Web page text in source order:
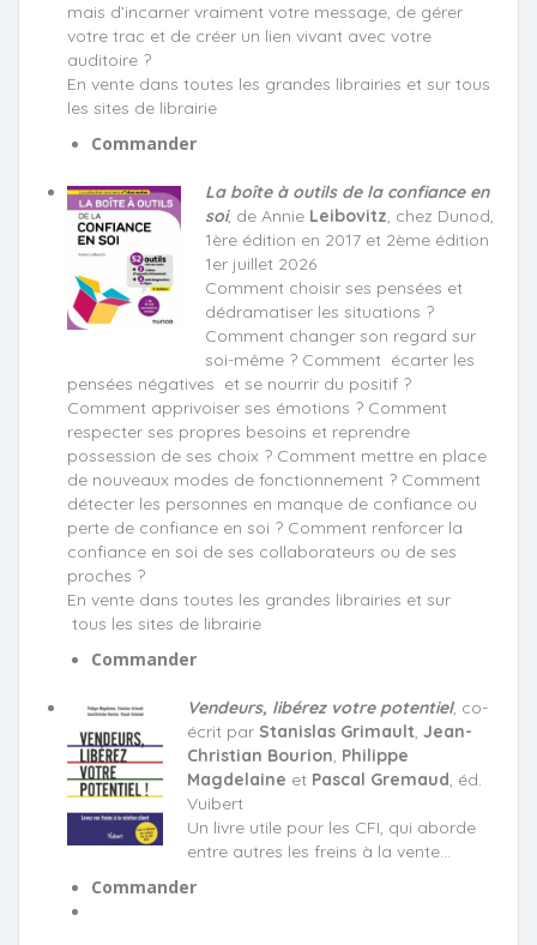
mais d’incarner vraiment votre message, de gérer
votre trac et de créer un lien vivant avec votre
auditoire ?
En vente dans toutes les grandes librairies et sur tous
les sites de librairie
Commander
La boîte à outils de la confiance en
soi, de Annie Leibovitz, chez Dunod,
1ère édition en 2017 et 2ème édition
1er juillet 2026
Comment choisir ses pensées et
dédramatiser les situations ?
Comment changer son regard sur
soi-même ? Comment écarter les
pensées négatives et se nourrir du positif ?
Comment apprivoiser ses émotions ? Comment
respecter ses propres besoins et reprendre
possession de ses choix ? Comment mettre en place
de nouveaux modes de fonctionnement ? Comment
détecter les personnes en manque de confiance ou
perte de confiance en soi ? Comment renforcer la
confiance en soi de ses collaborateurs ou de ses
proches ?
En vente dans toutes les grandes librairies et sur
tous les sites de librairie
Commander
Vendeurs, libérez votre potentiel, co-
écrit par Stanislas Grimault, Jean-
Christian Bourion, Philippe
Magdelaine et Pascal Gremaud, éd.
Vuibert
Un livre utile pour les CFI, qui aborde
entre autres les freins à la vente…
Commander